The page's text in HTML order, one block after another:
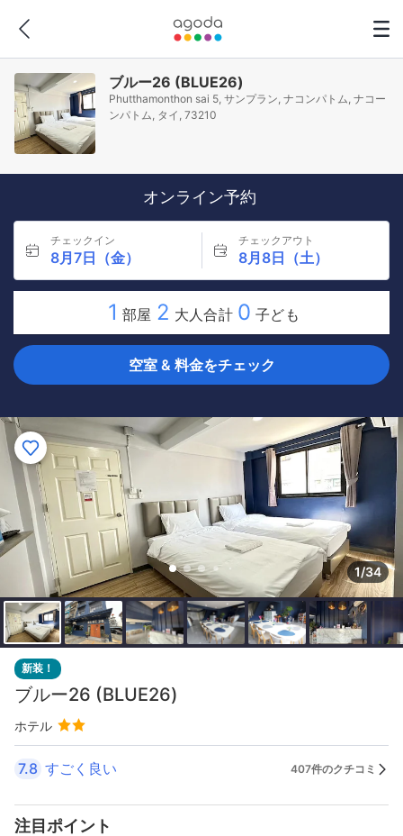
ブルー26 (BLUE26)
Phutthamonthon sai 5, サンプラン, ナコンパトム, ナコー
ンパトム, タイ, 73210
オンライン予約
チェックイン
8月7日（金）
チェックアウト
8月8日（土）
1 部屋 2 大人合計 0 子ども
空室 & 料金をチェック
1/34
新装！
ブルー26 (BLUE26)
ホテル
7.8 すごく良い 407件のクチコミ
注目ポイント